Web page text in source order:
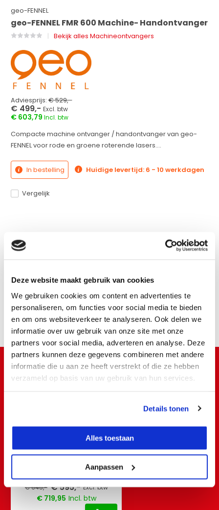
Deze website maakt gebruik van cookies
We gebruiken cookies om content en advertenties te
personaliseren, om functies voor social media te bieden
en om ons websiteverkeer te analyseren. Ook delen we
informatie over uw gebruik van onze site met onze
partners voor social media, adverteren en analyse. Deze
partners kunnen deze gegevens combineren met andere
informatie die u aan ze heeft verstrekt of die ze hebben
verzameld op basis van uw gebruik van hun services.
Details tonen
Alles toestaan
Aanpassen
geo-FENNEL
geo-FENNEL FMR 600 Machine- Handontvanger
Bekijk alles Machineontvangers
Adviesprijs:€ 529,-
€ 499,-Excl. btw
€ 603,79Incl. btw
Compacte machine ontvanger / handontvanger van geo-
FENNEL voor rode en groene roterende lasers....
In bestelling Huidige levertijd: 6 - 10 werkdagen
Vergelijk
Productomschrijving
Reviews
Delen
KIJK OOK HIER EENS NAAR
Vergelijkbare producten:
Spectra CR700 Machine /
Handontvanger
€ 645,- € 595,- Excl. btw
€ 719,95 Incl. btw